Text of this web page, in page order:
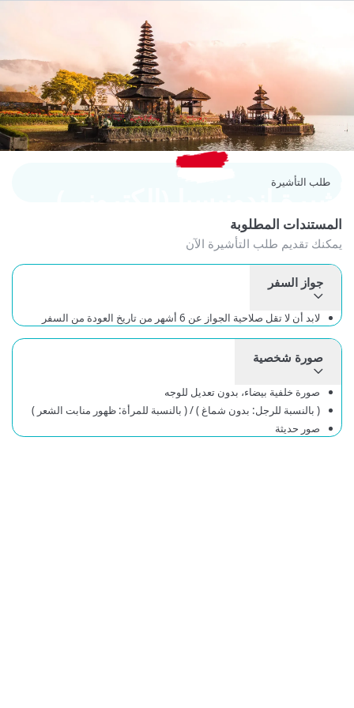
إندونيسيا (إلكتروني)طلب التأشيرة
المطلوبة
تقديم طلب التأشيرة الآن
جواز السفر
صورة شخصية
صورة خلفية بيضاء، بدون تعديل للوجه
( بالنسبة للرجل: بدون شماغ ) / ( بالنسبة للمرأة: ظهور منابت الشعر )